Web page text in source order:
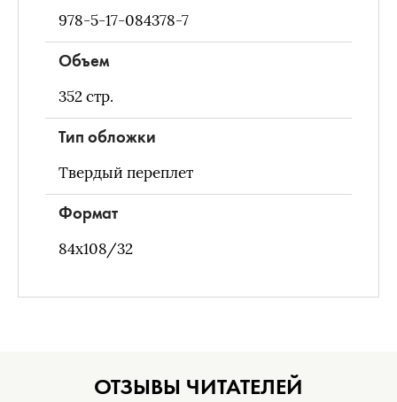
978-5-17-084378-7
Объем
352стр.
Тип обложки
Твердый переплет
Формат
84х108/32
ОТЗЫВЫ ЧИТАТЕЛЕЙ